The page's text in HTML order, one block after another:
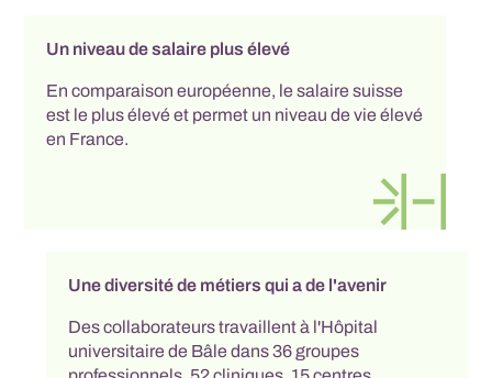
Un niveau de salaire plus élevé
En comparaison européenne, le salaire suisse
est le plus élevé et permet un niveau de vie élevé
en France.
Une diversité de métiers qui a de l'avenir
Des collaborateurs travaillent à l'Hôpital
universitaire de Bâle dans 36 groupes